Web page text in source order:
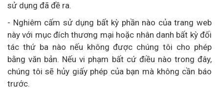
sử dụng đã đề ra.
- Nghiêm cấm sử dụng bất kỳ phần nào của trang web
này với mục đích thương mại hoặc nhân danh bất kỳ đối
tác thứ ba nào nếu không được chúng tôi cho phép
bằng văn bản. Nếu vi phạm bất cứ điều nào trong đây,
chúng tôi sẽ hủy giấy phép của bạn mà không cần báo
trước.